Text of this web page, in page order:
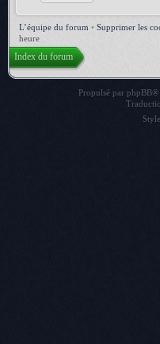
L’équipe du forum • Supprimer les
heure
Index du forum
Propulsé par phpBB®